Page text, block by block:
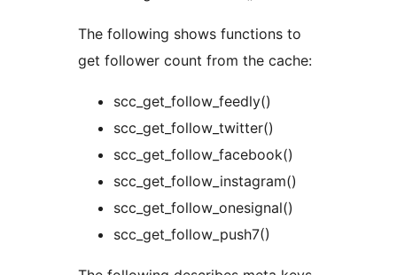
The following shows functions to
get follower count from the cache:
scc_get_follow_feedly()
scc_get_follow_twitter()
scc_get_follow_facebook()
scc_get_follow_instagram()
scc_get_follow_onesignal()
scc_get_follow_push7()